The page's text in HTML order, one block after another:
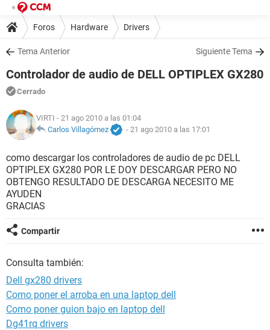
Foros Hardware Drivers
Tema Anterior Siguiente Tema
Controlador de audio de DELL OPTIPLEX GX280
Cerrado
VIRTI - 21 ago 2010 a las 01:04
Carlos Villagómez
- 21 ago 2010 a las 17:01
como descargar los controladores de audio de pc DELL
OPTIPLEX GX280 POR LE DOY DESCARGAR PERO NO
OBTENGO RESULTADO DE DESCARGA NECESITO ME
AYUDEN
GRACIAS
Compartir
Consulta también:
Dell gx280 drivers
Como poner el arroba en una laptop dell
Como poner guion bajo en laptop dell
Dg41rq drivers